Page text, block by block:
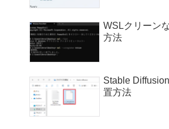
WSLクリーン
方法
Stable
置方法